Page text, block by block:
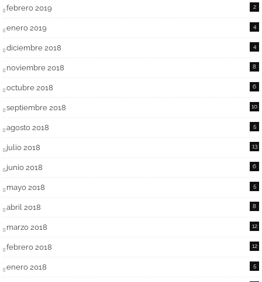
febrero 2019 2
enero 2019 4
diciembre 2018 4
noviembre 2018 8
octubre 2018 6
septiembre 2018 10
agosto 2018 5
julio 2018 13
junio 2018 6
mayo 2018 5
abril 2018 8
marzo 2018 12
febrero 2018 12
enero 2018 5